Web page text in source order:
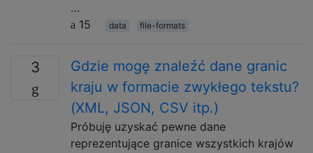
…
15
data file-formats
3
Gdzie mogę znaleźć dane granic
kraju w formacie zwykłego tekstu?
(XML, JSON, CSV itp.)
Próbuję uzyskać pewne dane
reprezentujące granice wszystkich krajów